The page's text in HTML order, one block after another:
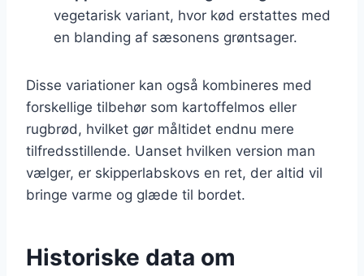
vegetarisk variant, hvor kød erstattes med
en blanding af sæsonens grøntsager.
Disse variationer kan også kombineres med
forskellige tilbehør som kartoffelmos eller
rugbrød, hvilket gør måltidet endnu mere
tilfredsstillende. Uanset hvilken version man
vælger, er skipperlabskovs en ret, der altid vil
bringe varme og glæde til bordet.
Historiske data om